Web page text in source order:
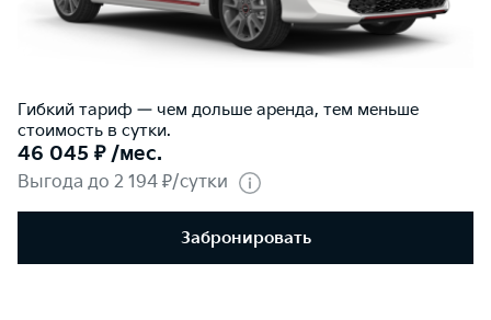
Гибкий тариф — чем дольше аренда, тем меньше
стоимость в сутки.
46 045 ₽ /мес.
Выгода до 2 194 ₽/сутки
Забронировать